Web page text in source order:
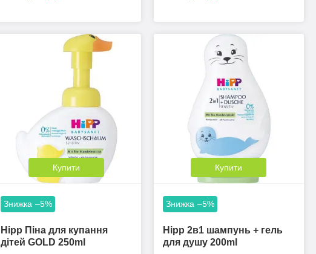
Купити
–5%
Hipp Піна для купання
дітей GOLD 250ml
Купити
–5%
Hipp 2в1 шампунь + гель
для душу 200ml